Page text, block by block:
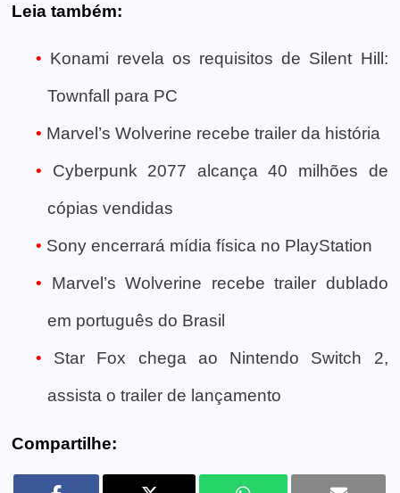
Leia também:
Konami revela os requisitos de Silent Hill:
Townfall para PC
Marvel’s Wolverine recebe trailer da história
Cyberpunk 2077 alcança 40 milhões de
cópias vendidas
Sony encerrará mídia física no PlayStation
Marvel’s Wolverine recebe trailer dublado
em português do Brasil
Star Fox chega ao Nintendo Switch 2,
assista o trailer de lançamento
Compartilhe: